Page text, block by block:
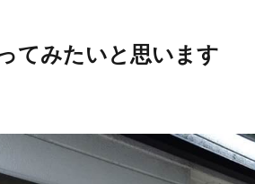
てみたいと思います